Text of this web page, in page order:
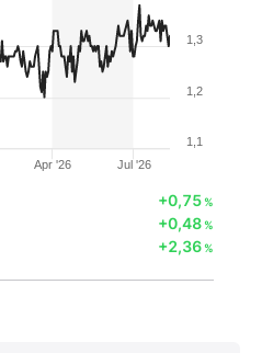
Apr '26 Jul '26
1,1
1,2
1,3
+0,75%
+0,48%
+2,36%